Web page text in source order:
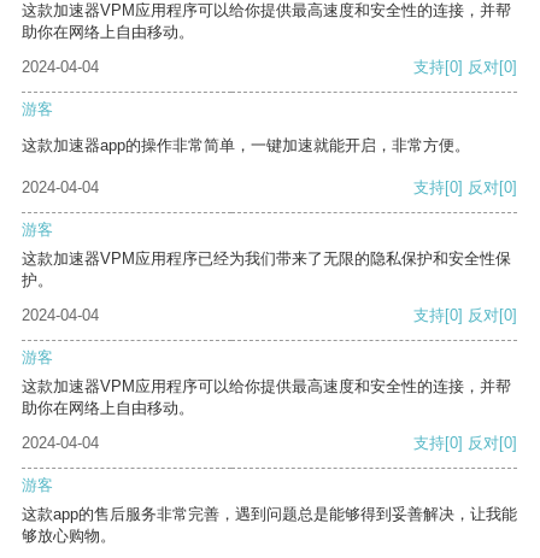
这款加速器VPM应用程序可以给你提供最高速度和安全性的连接，并帮
助你在网络上自由移动。
2024-04-04
支持[0] 反对[0]
游客
这款加速器app的操作非常简单，一键加速就能开启，非常方便。
2024-04-04 支持[0] 反对[0]
游客
这款加速器VPM应用程序已经为我们带来了无限的隐私保护和安全性保
护。
2024-04-04
支持[0] 反对[0]
游客
这款加速器VPM应用程序可以给你提供最高速度和安全性的连接，并帮
助你在网络上自由移动。
2024-04-04
支持[0] 反对[0]
游客
这款app的售后服务非常完善，遇到问题总是能够得到妥善解决，让我能
够放心购物。